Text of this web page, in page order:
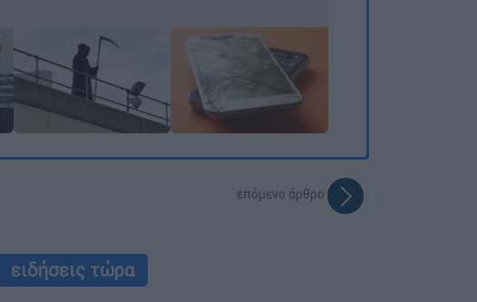
επόμενο άρθρο
ειδήσεις τώρα